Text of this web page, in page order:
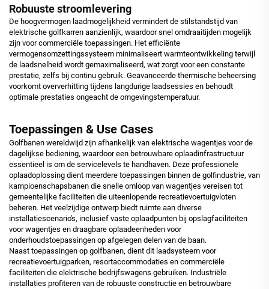
Robuuste stroomlevering
De hoogvermogen laadmogelijkheid vermindert de stilstandstijd van
elektrische golfkarren aanzienlijk, waardoor snel omdraaitijden mogelijk
zijn voor commerciële toepassingen. Het efficiënte
vermogensomzettingssysteem minimaliseert warmteontwikkeling terwijl
de laadsnelheid wordt gemaximaliseerd, wat zorgt voor een constante
prestatie, zelfs bij continu gebruik. Geavanceerde thermische beheersing
voorkomt oververhitting tijdens langdurige laadsessies en behoudt
optimale prestaties ongeacht de omgevingstemperatuur.
Toepassingen & Use Cases
Golfbanen wereldwijd zijn afhankelijk van elektrische wagentjes voor de
dagelijkse bediening, waardoor een betrouwbare oplaadinfrastructuur
essentieel is om de servicelevels te handhaven. Deze professionele
oplaadoplossing dient meerdere toepassingen binnen de golfindustrie, van
kampioenschapsbanen die snelle omloop van wagentjes vereisen tot
gemeentelijke faciliteiten die uiteenlopende recreatievoertuigvloten
beheren. Het veelzijdige ontwerp biedt ruimte aan diverse
installatiescenario's, inclusief vaste oplaadpunten bij opslagfaciliteiten
voor wagentjes en draagbare oplaadeenheden voor
onderhoudstoepassingen op afgelegen delen van de baan.
Naast toepassingen op golfbanen, dient dit laadsysteem voor
recreatievoertuigparken, resortaccommodaties en commerciële
faciliteiten die elektrische bedrijfswagens gebruiken. Industriële
installaties profiteren van de robuuste constructie en betrouwbare